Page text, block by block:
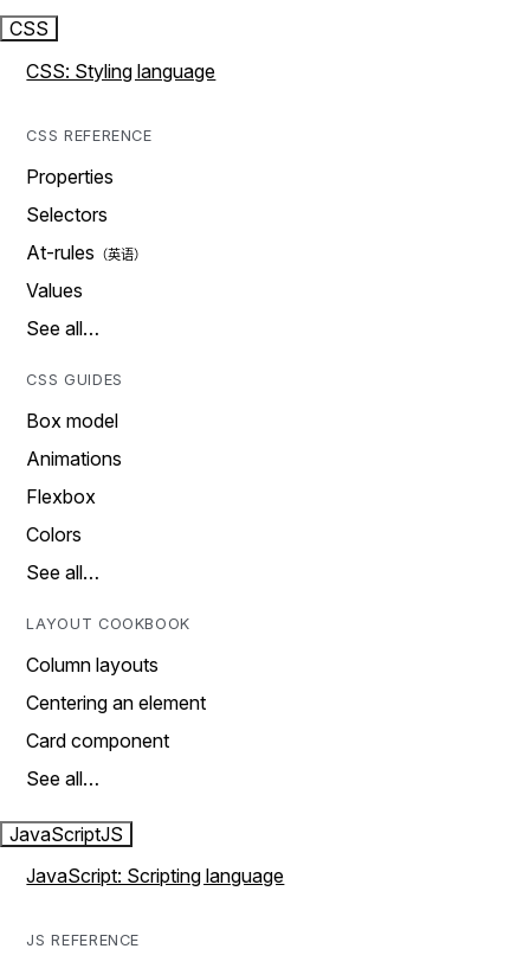
CSS
CSS: Styling language
CSS REFERENCE
Properties
Selectors
At-rules
Values
See all…
CSS GUIDES
Box model
Animations
Flexbox
Colors
See all…
LAYOUT COOKBOOK
Column layouts
Centering an element
Card component
See all…
JavaScriptJS
JavaScript: Scripting language
JS REFERENCE